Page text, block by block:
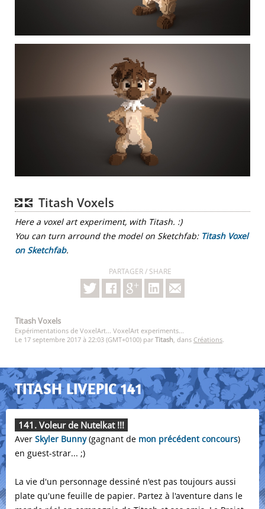
Titash Voxels
Here a voxel art experiment, with Titash. :)
You can turn arround the model on Sketchfab: Titash Voxel
on Sketchfab.
PARTAGER / SHARE
Titash Voxels
Expérimentations de VoxelArt... VoxelArt experiments...
Le 17 septembre 2017 à 22:03 (GMT+0100) par Titash, dans Créations.
TITASH LIVEPIC 141
141. Voleur de Nutelkat !!!
Aver Skyler Bunny(gagnant de mon précédent concours)
en guest-strar... ;)
La vie d'un personnage dessiné n'est pas toujours aussi
plate qu'une feuille de papier. Partez à l'aventure dans le